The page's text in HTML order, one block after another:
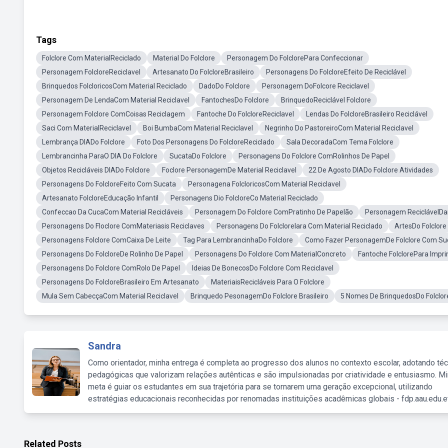
Tags
Folclore Com MaterialReciclado Material Do Folclore
Personagem Do FolclorePara Confeccionar
Personagem FolcloreReciclavel
Artesanato Do FolcloreBrasileiro
Personagens Do FolcloreEfeito De Reciclável
Brinquedos FolcloricosCom Material Reciclado
DadoDo Folclore
Personagem DoFolcore Reciclavel
Personagem De LendaCom Material Reciclavel
FantochesDo Folclore
BrinquedoReciclável Folclore
Personagem Folclore ComCoisas Reciclagem
Fantoche Do FolcloreReciclavel
Lendas Do FolcloreBrasileiro Reciclável
Saci Com MaterialReciclavel
Boi BumbaCom Material Reciclavel
Negrinho Do PastoreiroCom Material Reciclavel
Lembrança DIADo Folclore
Foto Dos Personagens Do FolcloreReciclado
Sala DecoradaCom Tema Folclore
Lembrancinha ParaO DIA Do Folclore
SucataDo Folclore
Personagens Do Folclore ComRolinhos De Papel
Objetos Recicláveis DIADo Folclore
Foclore PersonagemDe Material Reciclavel
22 De Agosto DIADo Folclore Atividades
Personagens Do FolcloreFeito Com Sucata
Personagena FolcloricosCom Material Reciclavel
Artesanato FolcloreEducação Infantil
Personagens Dio FolcloreCo Material Reciclado
Confeccao Da CucaCom Material Recicláveis
Personagem Do Folclore ComPratinho De Papelão
Personagem
Personagens Do Floclore ComMateriasis Reciclaves
Personagens Do FolcloreIara Com Material Reciclado
ArtesDo Folclore
Personagens Folclore ComCaixa De Leite
Tag Para LembrancinhaDo Folclore
Como Fazer PersonagemDe Folclore Com
Personagens Do FolcloreDe Rolinho De Papel
Personagens Do Folclore Com MaterialConcreto
Fantoche FolclorePara
Personagens Do Folclore ComRolo De Papel
Ideias De BonecosDo Folclore Com Reciclavel
Personagens Do FolcloreBrasileiro Em Artesanato
MateriaisRecicláveis Para O Folclore
Mula Sem CabecçaCom Material Reciclavel
Brinquedo PesonagemDo Folclore Brasileiro 5 Nomes De BrinquedosDo
Sandra
Como orientador, minha entrega é completa ao progresso dos alunos no contexto escolar, adotando
pedagógicas que valorizam relações autênticas e são impulsionadas por criatividade e entusiasmo.
meta é guiar os estudantes em sua trajetória para se tornarem uma geração excepcional, utilizando
estratégias educacionais reconhecidas por renomadas instituições acadêmicas globais -
Related Posts